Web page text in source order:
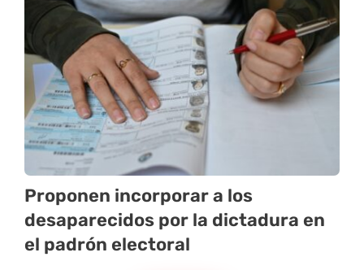
Proponen incorporar a los
desaparecidos por la dictadura en
el padrón electoral